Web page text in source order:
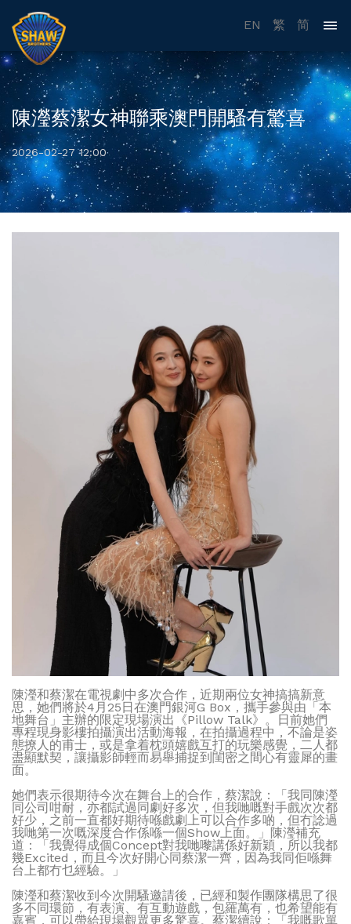
EN 繁 简
陳瀅蔡潔女神聯乘澳門開騷有驚喜
2026-02-27 12:00
陳瀅和蔡潔在電視劇中多次合作，近期兩位女神搞搞新意
思，她們將於4月25日在澳門銀河G Box，攜手參與由「本
地舞台」主辦的限定現場演出《Pillow Talk》。日前她們
專程現身影樓拍攝演出活動海報，在拍攝過程中，不論是姿
態撩人的甫士，或是拿着枕頭嬉戲互打的玩樂感覺，二人都
盡顯默契，讓攝影師輕而易舉捕捉到閨密之間心有靈犀的畫
面。
她們表示很期待今次在舞台上的合作，蔡潔說：「我同陳瀅
同公司咁耐，亦都試過同劇好多次，但我哋嘅對手戲次次都
好少，之前一直都好期待喺戲劇上可以合作多啲，但冇諗過
我哋第一次嘅深度合作係喺一個Show上面。」陳瀅補充
道：「我覺得成個Concept對我哋嚟講係好新穎，所以我都
幾Excited，而且今次好開心同蔡潔一齊，因為我同佢喺舞
台上都冇乜經驗。」
陳瀅和蔡潔收到今次開騷邀請後，已經和製作團隊構思了很
多不同環節，有表演、有互動遊戲，包羅萬有，也希望能有
嘉賓，可以帶給現場觀眾更多驚喜。蔡潔續說：「我嘅歌單